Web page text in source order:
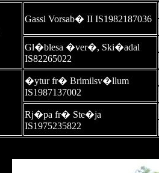
Gassi Vorsab� II IS1982187036
Gl�blesa �ver�, Ski�adal
IS82265022
�ytur fr� Brimilsv�llum
IS1987137002
Rj�pa fr� Ste�ja
IS1975235822